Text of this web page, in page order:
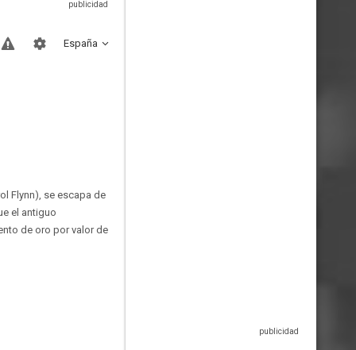
España
Flynn), se escapa de
el antiguo
de oro por valor de